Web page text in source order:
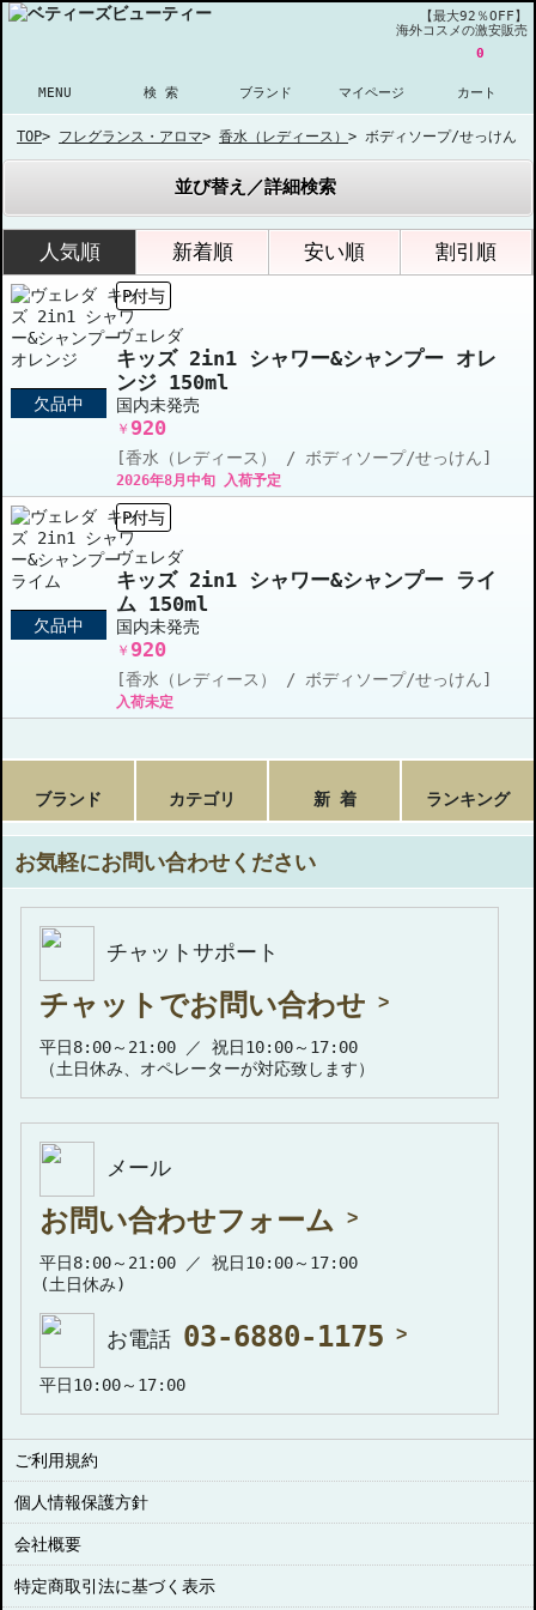
【最大92％OFF】
海外コスメの激安販売
MENU 検 索 ブランド マイページ
0
カート
TOP> フレグランス・アロマ> 香水（レディース） > ボディソープ/せっけん
並び替え／詳細検索
人気順 新着順 安い順 割引順
欠品中
P付与
ヴェレダ
キッズ 2in1 シャワー&シャンプー オレ
ンジ 150ml
国内未発売
￥ 920
[香水（レディース） / ボディソープ/せっけん]
2026年8月中旬 入荷予定
欠品中
P付与
ヴェレダ
キッズ 2in1 シャワー&シャンプー ライ
ム 150ml
国内未発売
￥ 920
[香水（レディース） / ボディソープ/せっけん]
入荷未定
ブランド カテゴリ 新 着 ランキング
お気軽にお問い合わせください
チャットサポート
チャットでお問い合わせ
平日8:00～21:00 ／ 祝日10:00～17:00
（土日休み、オペレーターが対応致します）
メール
お問い合わせフォーム
平日8:00～21:00 ／ 祝日10:00～17:00
(土日休み)
お電話 03-6880-1175
平日10:00～17:00
ご利用規約
個人情報保護方針
会社概要
特定商取引法に基づく表示